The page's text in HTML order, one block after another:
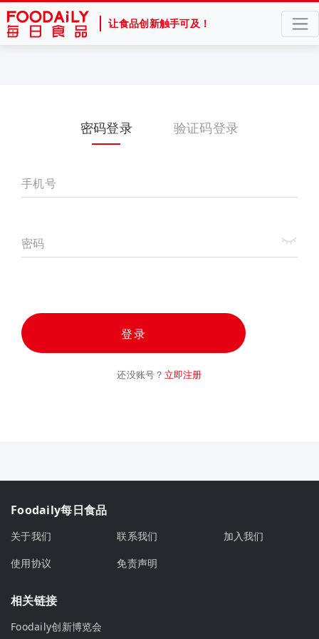
让食品创新触手可及！
密码登录 验证码登录
手机号
密码
登录
还没账号？ 立即注册
Foodaily每日食品
关于我们 联系我们
加入我们
使用协议
免责声明
相关链接
Foodaily创新博览会